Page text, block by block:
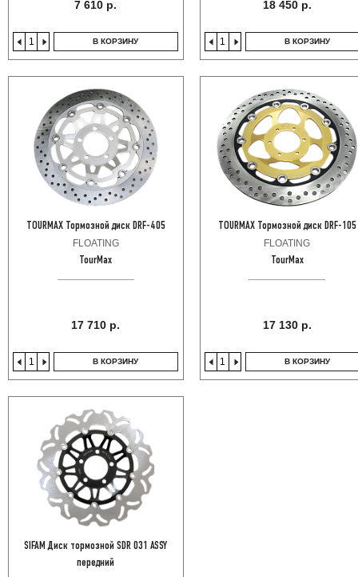
7 610 р.
В КОРЗИНУ
18 450 р.
В КОРЗИНУ
TOURMAX Тормозной диск DRF-405
FLOATING
TourMax
17 710 р.
В КОРЗИНУ
TOURMAX Тормозной диск DRF-105
FLOATING
TourMax
17 130 р.
В КОРЗИНУ
SIFAM Диск тормозной SDR 031 ASSY
передний